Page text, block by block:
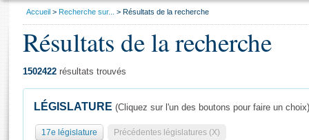
Général
Vous
Accueil Recherche sur... Résultats de la recherche
Résultats de la recherche
1502422 résultats trouvés
LÉGISLATURE (Cliquez sur l'un des boutons pour faire un choix)
17e législature Précédentes législatures (X)